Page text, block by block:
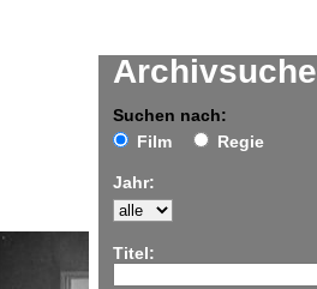
Archivsuche
Suchen nach:
Film
Regie
Jahr:
Titel: